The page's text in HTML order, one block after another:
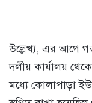
উল্লেখ্য, এর আগে
দলীয় কার্যালয়
মধ্যে কোলাপাড়া